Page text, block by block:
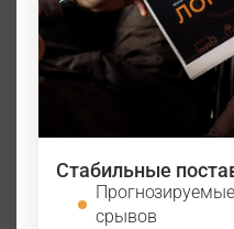
Стабильные
срывов